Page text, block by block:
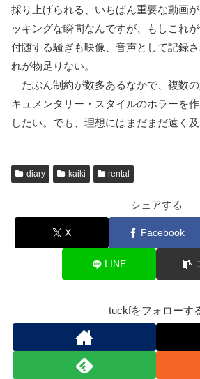
採り上げられる、いちばん重要な動画
ッキングな瞬間なんですが、もしこれが
付随する騒ぎも映像、音声として記録
れが物足りない。
たぶん制約が数多あるなかで、複数
キュメンタリー・スタイルのホラーを
したい。でも、理想にはまだまだ遠く及
diary kaiki rental
シェアする
X Facebook
LINE
tuckfをフォローす